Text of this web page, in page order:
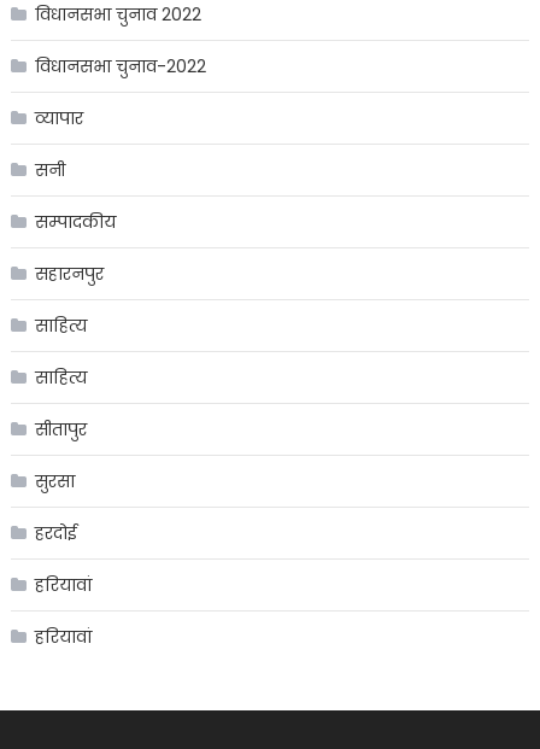
विधानसभा चुनाव 2022
विधानसभा चुनाव-2022
व्यापार
सनी
सम्पादकीय
सहारनपुर
साहित्य
साहित्य
सीतापुर
सुरसा
हरदोई
हरियावां
हरियावां